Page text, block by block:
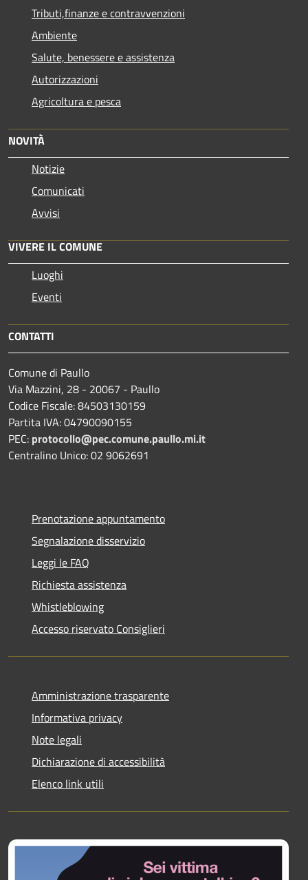
Tributi,finanze e contravvenzioni
Ambiente
Salute, benessere e assistenza
Autorizzazioni
Agricoltura e pesca
NOVITÀ
Notizie
Comunicati
Avvisi
VIVERE IL COMUNE
Luoghi
Eventi
CONTATTI
Comune di Paullo
Via Mazzini, 28 - 20067 - Paullo
Codice Fiscale: 84503130159
Partita IVA: 04790090155
PEC: protocollo@pec.comune.paullo.mi.it
Centralino Unico: 02 9062691
Prenotazione appuntamento
Segnalazione disservizio
Leggi le FAQ
Richiesta assistenza
Whistleblowing
Accesso riservato Consiglieri
Amministrazione trasparente
Informativa privacy
Note legali
Dichiarazione di accessibilità
Elenco link utili